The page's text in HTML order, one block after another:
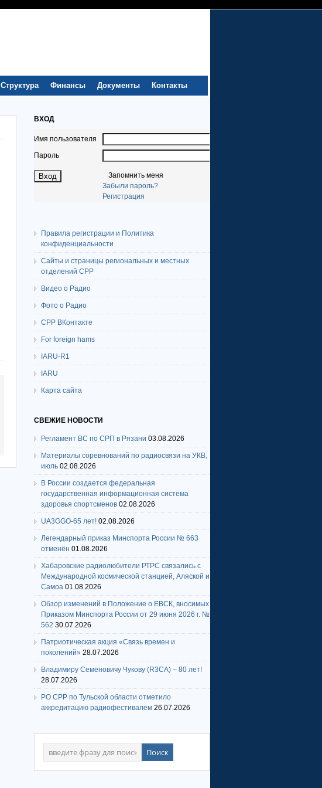
Структура Финансы Документы Контакты
ВХОД
Имя пользователя
Пароль
Запомнить меня
Забыли пароль?
Регистрация
Правила регистрации и Политика
конфиденциальности
Сайты и страницы региональных и местных
отделений СРР
Видео о Радио
Фото о Радио
СРР ВКонтакте
For foreign hams
IARU-R1
IARU
Карта сайта
СВЕЖИЕ НОВОСТИ
Регламент ВС по СРП в Рязани 03.08.2026
Материалы соревнований по радиосвязи на УКВ,
июль 02.08.2026
В России создается федеральная
государственная информационная система
здоровья спортсменов 02.08.2026
UA3GGO-65 лет! 02.08.2026
Легендарный приказ Минспорта России № 663
отменён 01.08.2026
Хабаровские радиолюбители РТРС связались с
Международной космической станцией, Аляской и
Самоа 01.08.2026
Обзор изменений в Положение о ЕВСК, вносимых
Приказом Минспорта России от 29 июня 2026 г. №
562 30.07.2026
Патриотическая акция «Связь времен и
поколений» 28.07.2026
Владимиру Семеновичу Чукову (R3CA) – 80 лет!
28.07.2026
РО СРР по Тульской области отметило
аккредитацию радиофестивалем 26.07.2026